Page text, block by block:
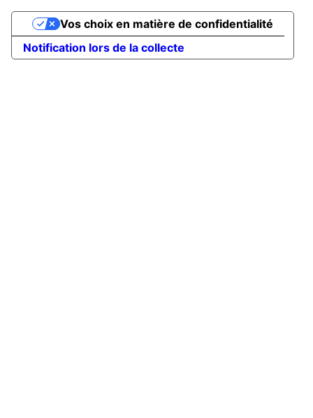
Notification lors de la collecte
Vos choix en matière de confidentialité